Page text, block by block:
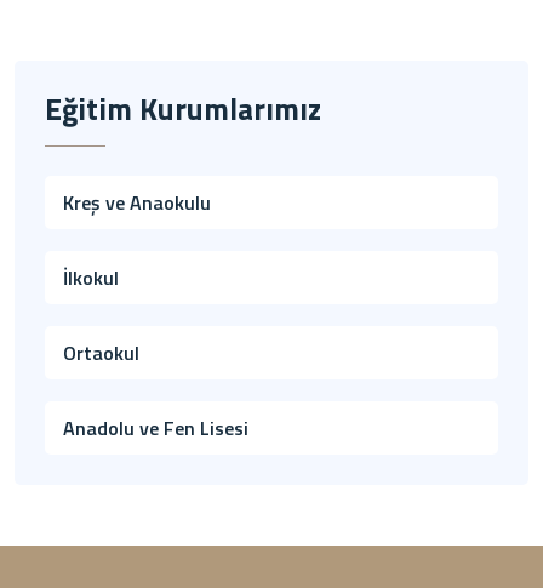
Eğitim Kurumlarımız
Kreş ve Anaokulu
İlkokul
Ortaokul
Anadolu ve Fen Lisesi